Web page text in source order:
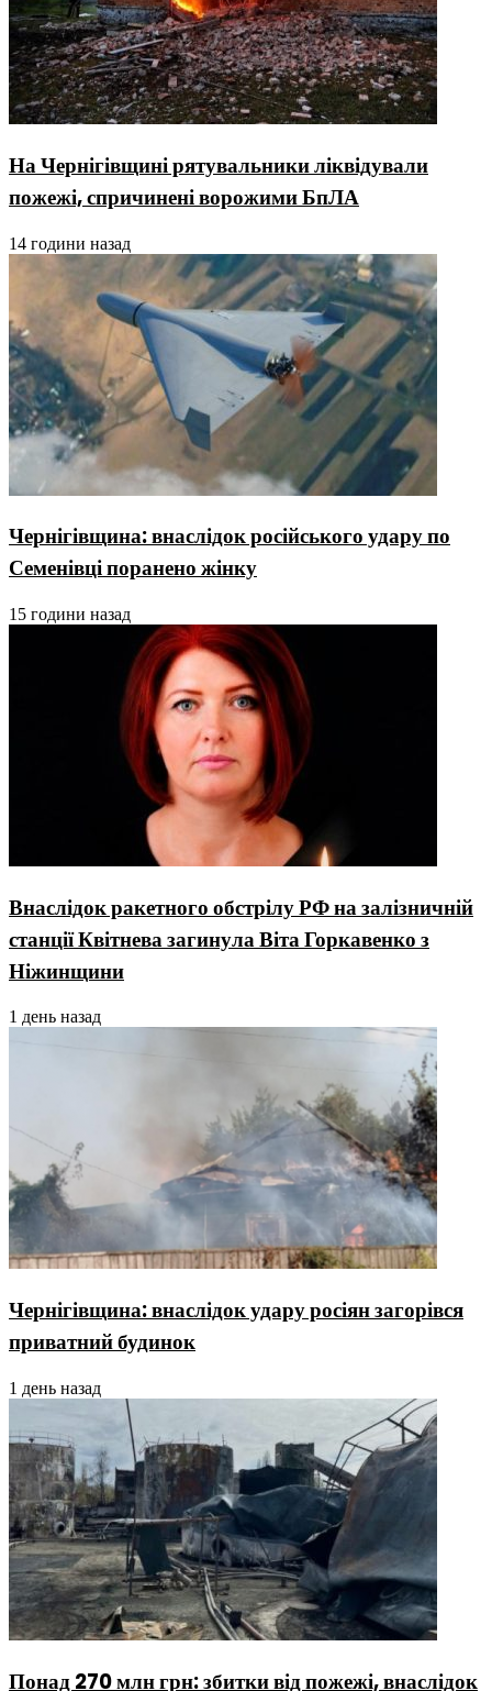
На Чернігівщині рятувальники ліквідували
пожежі, спричинені ворожими БпЛА
14 години назад
Чернігівщина: внаслідок російського удару по
Семенівці поранено жінку
15 години назад
Внаслідок ракетного обстрілу РФ на залізничній
станції Квітнева загинула Віта Горкавенко з
Ніжинщини
1 день назад
Чернігівщина: внаслідок удару росіян загорівся
приватний будинок
1 день назад
Понад 270 млн грн: збитки від пожежі, внаслідок